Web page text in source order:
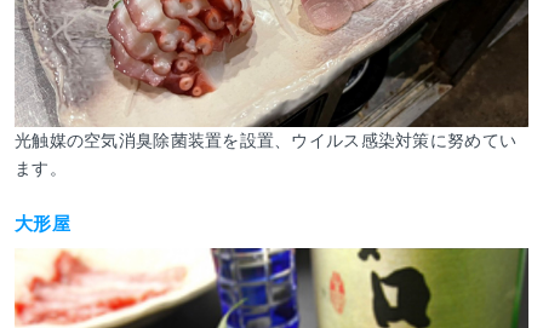
光触媒の空気消臭除菌装置を設置、ウイルス感染対策に努めてい
ます。
大形屋